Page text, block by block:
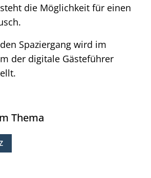
die Möglichkeit für einen
Spaziergang wird im
der digitale Gästeführer
Thema